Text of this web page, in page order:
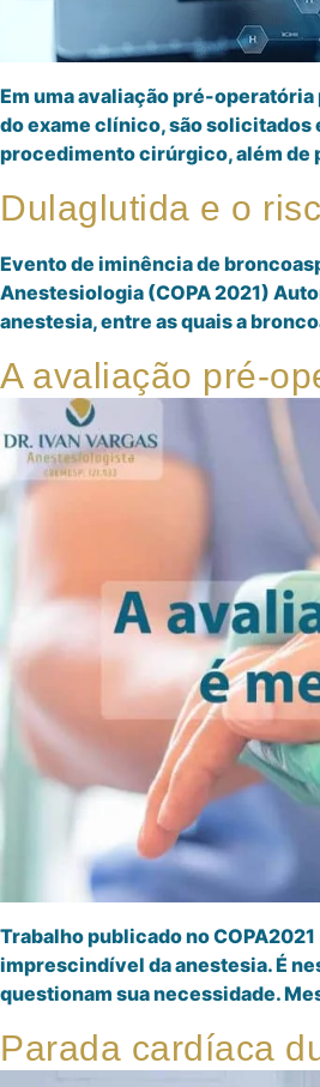
Em uma avaliação pré-
do exame clínico, são
procedimento cirúrgico, além
Dulaglutida e o
Evento de iminência de
Anestesiologia (COPA 2021)
anestesia, entre as quais a
A avaliação pré-
Trabalho publicado no
imprescindível da anestesia. É
questionam sua necessidade.
Parada cardíaca